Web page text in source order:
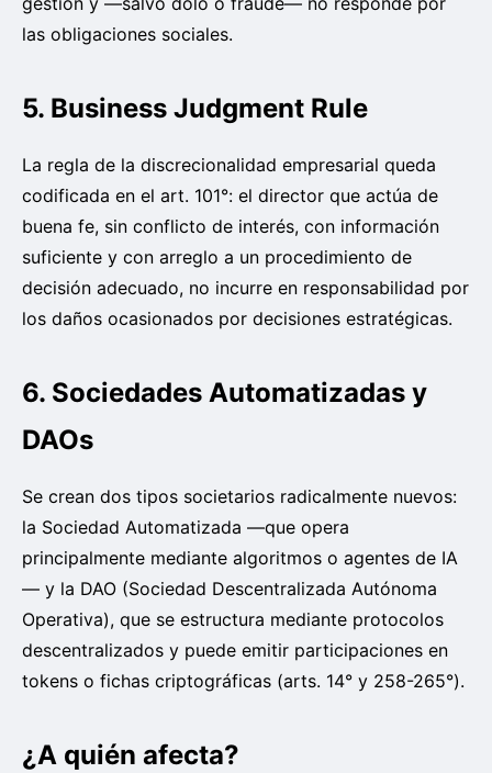
las obligaciones sociales.
5. Business Judgment Rule
La regla de la discrecionalidad empresarial queda
codificada en el art. 101°: el director que actúa de
buena fe, sin conflicto de interés, con información
suficiente y con arreglo a un procedimiento de
decisión adecuado, no incurre en responsabilidad por
los daños ocasionados por decisiones estratégicas.
6. Sociedades Automatizadas y
DAOs
Se crean dos tipos societarios radicalmente nuevos:
la Sociedad Automatizada —que opera
principalmente mediante algoritmos o agentes de IA
— y la DAO (Sociedad Descentralizada Autónoma
Operativa), que se estructura mediante protocolos
descentralizados y puede emitir participaciones en
tokens o fichas criptográficas (arts. 14° y 258-265°).
¿A quién afecta?